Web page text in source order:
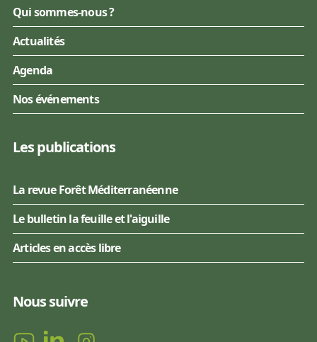
Qui sommes-nous ?
Actualités
Agenda
Nos événements
Les publications
La revue Forêt Méditerranéenne
Le bulletin la feuille et l'aiguille
Articles en accès libre
Nous suivre